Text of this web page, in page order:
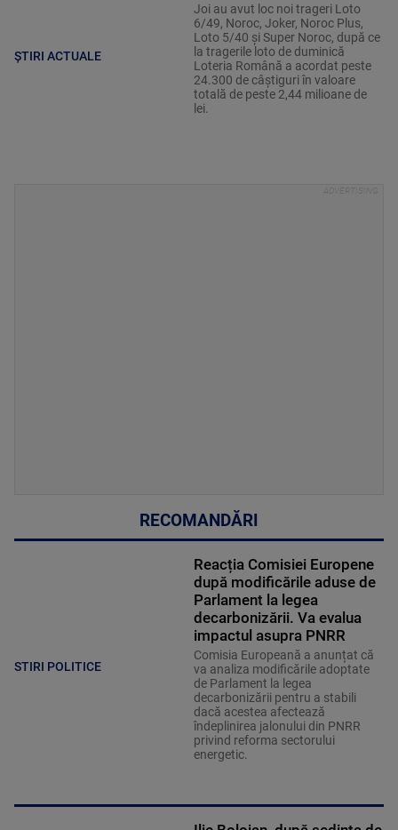
ȘTIRI ACTUALE
Joi au avut loc noi trageri Loto
6/49, Noroc, Joker, Noroc Plus,
Loto 5/40 şi Super Noroc, după ce
la tragerile loto de duminică
Loteria Română a acordat peste
24.300 de câştiguri în valoare
totală de peste 2,44 milioane de
lei.
RECOMANDĂRI
STIRI POLITICE
Reacția Comisiei Europene
după modificările aduse de
Parlament la legea
decarbonizării. Va evalua
impactul asupra PNRR
Comisia Europeană a anunțat că
va analiza modificările adoptate
de Parlament la legea
decarbonizării pentru a stabili
dacă acestea afectează
îndeplinirea jalonului din PNRR
privind reforma sectorului
energetic.